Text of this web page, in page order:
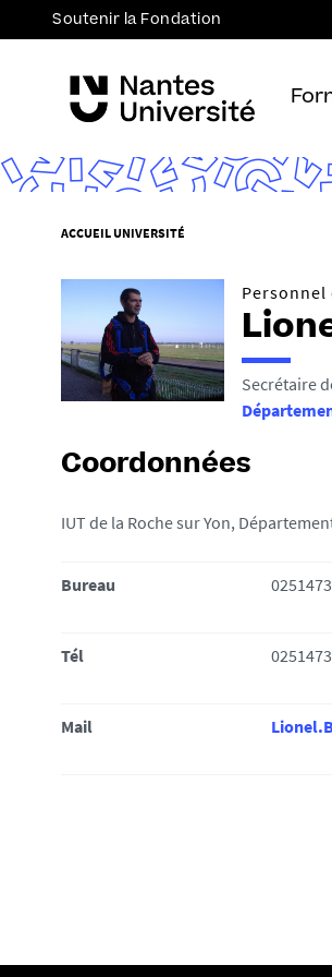
Soutenir la Fondation
V
u
ê
t
e
c
ACCUEIL UNIVERSITÉ
Secrétaire
Coordonnées
IUT de la Roche sur Yon,
Bureau
Tél
Mail